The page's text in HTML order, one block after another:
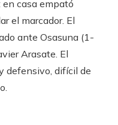
en casa empató
el marcador. El
ante Osasuna (1-
Arasate. El
defensivo, difícil de